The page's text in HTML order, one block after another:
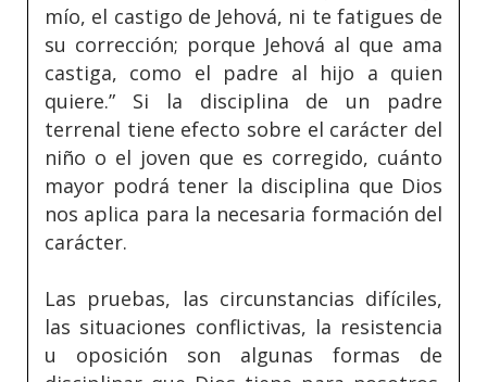
mío, el castigo de Jehová, ni te fatigues de
su corrección; porque Jehová al que ama
castiga, como el padre al hijo a quien
quiere.” Si la disciplina de un padre
terrenal tiene efecto sobre el carácter del
niño o el joven que es corregido, cuánto
mayor podrá tener la disciplina que Dios
nos aplica para la necesaria formación del
carácter.
Las pruebas, las circunstancias difíciles,
las situaciones conflictivas, la resistencia
u oposición son algunas formas de